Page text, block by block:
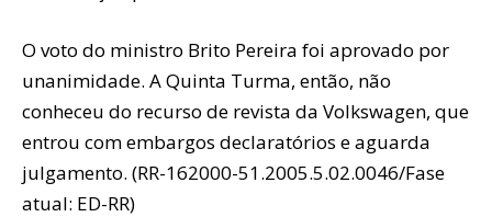
O voto do ministro Brito Pereira foi aprovado por
unanimidade. A Quinta Turma, então, não
conheceu do recurso de revista da Volkswagen, que
entrou com embargos declaratórios e aguarda
julgamento. (RR-162000-51.2005.5.02.0046/Fase
atual: ED-RR)